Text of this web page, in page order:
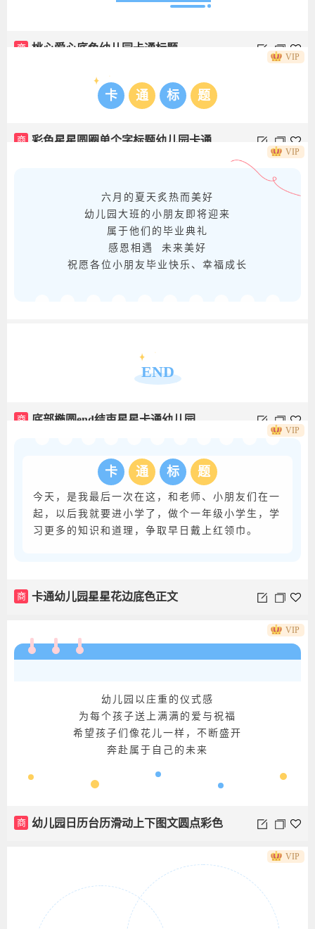
商 桃心爱心底色幼儿园卡通标题
卡 通 标 题
VIP
六月的夏天炙热而美好
幼儿园大班的小朋友即将迎来
属于他们的毕业典礼
感恩相遇 未来美好
祝愿各位小朋友毕业快乐、幸福成长
VIP
END
商 底部椭圆end结束星星卡通幼儿园
卡 通 标 题
今天，是我最后一次在这，和老师、小朋友们在一
VIP
幼儿园以庄重的仪式感
为每个孩子送上满满的爱与祝福
希望孩子们像花儿一样，不断盛开
奔赴属于自己的未来
VIP
VIP